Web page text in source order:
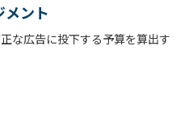
メント
な広告に投下する予算を算出す